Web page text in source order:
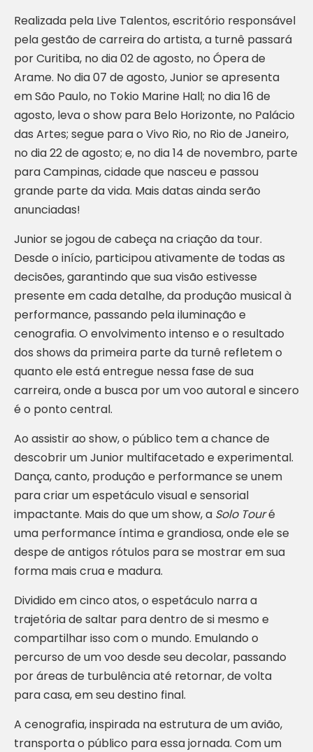
Realizada pela Live Talentos, escritório responsável
pela gestão de carreira do artista, a turnê passará
por Curitiba, no dia 02 de agosto, no Ópera de
Arame. No dia 07 de agosto, Junior se apresenta
em São Paulo, no Tokio Marine Hall; no dia 16 de
agosto, leva o show para Belo Horizonte, no Palácio
das Artes; segue para o Vivo Rio, no Rio de Janeiro,
no dia 22 de agosto; e, no dia 14 de novembro, parte
para Campinas, cidade que nasceu e passou
grande parte da vida. Mais datas ainda serão
anunciadas!
Junior se jogou de cabeça na criação da tour.
Desde o início, participou ativamente de todas as
decisões, garantindo que sua visão estivesse
presente em cada detalhe, da produção musical à
performance, passando pela iluminação e
cenografia. O envolvimento intenso e o resultado
dos shows da primeira parte da turnê refletem o
quanto ele está entregue nessa fase de sua
carreira, onde a busca por um voo autoral e sincero
é o ponto central.
Ao assistir ao show, o público tem a chance de
descobrir um Junior multifacetado e experimental.
Dança, canto, produção e performance se unem
para criar um espetáculo visual e sensorial
impactante. Mais do que um show, a Solo Touré
uma performance íntima e grandiosa, onde ele se
despe de antigos rótulos para se mostrar em sua
forma mais crua e madura.
Dividido em cinco atos, o espetáculo narra a
trajetória de saltar para dentro de si mesmo e
compartilhar isso com o mundo. Emulando o
percurso de um voo desde seu decolar, passando
por áreas de turbulência até retornar, de volta
para casa, em seu destino final.
A cenografia, inspirada na estrutura de um avião,
transporta o público para essa jornada. Com um